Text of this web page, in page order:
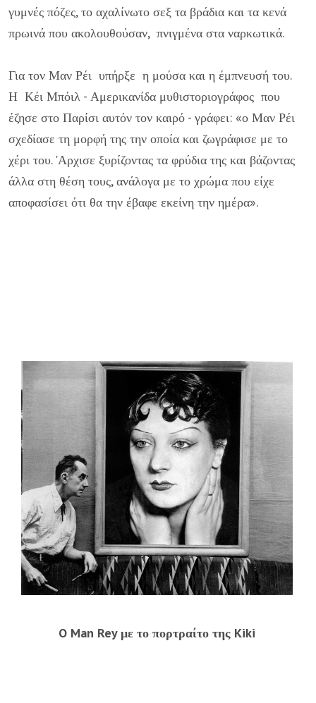
γυμνές πόζες, το αχαλίνωτο σεξ τα βράδια και τα κενά
πρωινά που ακολουθούσαν, πνιγμένα στα ναρκωτικά.
Για τον Μαν Ρέι υπήρξε η μούσα και η έμπνευσή του.
Η Κέι Μπόιλ - Αμερικανίδα μυθιστοριογράφος που
έζησε στο Παρίσι αυτόν τον καιρό - γράφει: «ο Μαν Ρέι
σχεδίασε τη μορφή της την οποία και ζωγράφισε με το
χέρι του. 'Αρχισε ξυρίζοντας τα φρύδια της και βάζοντας
άλλα στη θέση τους, ανάλογα με το χρώμα που είχε
αποφασίσει ότι θα την έβαφε εκείνη την ημέρα».
O Man Rey με το πορτραίτο της Kiki